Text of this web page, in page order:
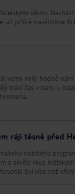
věcmi.
až příště navštívíme
velmi milý, hodně
tráví čas v baru u
ráji těsně před
nabitého
a skvělý vkus
byl více než